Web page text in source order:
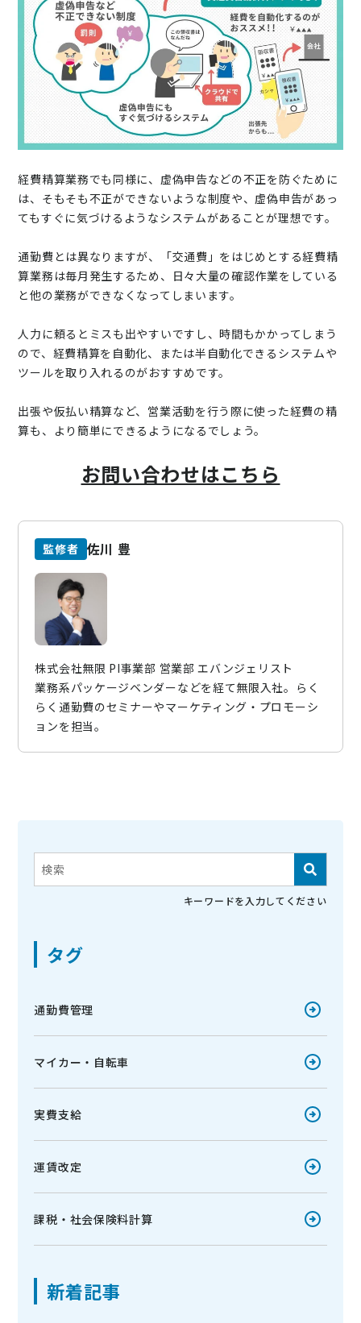
経費精算業務でも同様に、虚偽申告などの不正を防ぐために
は、そもそも不正ができないような制度や、虚偽申告があっ
てもすぐに気づけるようなシステムがあることが理想です。
通勤費とは異なりますが、「交通費」をはじめとする経費精
算業務は毎月発生するため、日々大量の確認作業をしている
と他の業務ができなくなってしまいます。
人力に頼るとミスも出やすいですし、時間もかかってしまう
ので、経費精算を自動化、または半自動化できるシステムや
ツールを取り入れるのがおすすめです。
出張や仮払い精算など、営業活動を行う際に使った経費の精
算も、より簡単にできるようになるでしょう。
お問い合わせはこちら
監修者 佐川 豊
株式会社無限 PI事業部 営業部 エバンジェリスト
業務系パッケージベンダーなどを経て無限入社。らく
らく通勤費のセミナーやマーケティング・プロモーシ
ョンを担当。
これは、自動候補機能付きの検索フィールドです。
検索フィールドが空なので、候補はありません。
キーワードを入力してください
タグ
通勤費管理
マイカー・自転車
実費支給
運賃改定
課税・社会保険料計算
新着記事